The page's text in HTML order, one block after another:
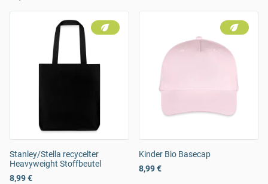
Stanley/Stella recycelter
Heavyweight Stoffbeutel
8,99 €
Kinder Bio Basecap
8,99 €